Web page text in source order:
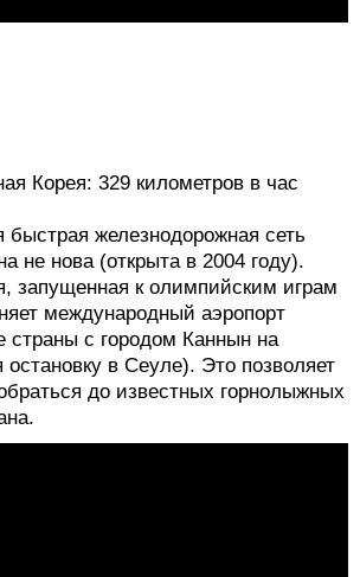
Корея: 329 километров в час
быстрая железнодорожная сеть
не нова (открыта в 2004 году).
запущенная к олимпийским играм
международный аэропорт
страны с городом Каннын на
остановку в Сеуле). Это позволяет
до известных горнолыжных